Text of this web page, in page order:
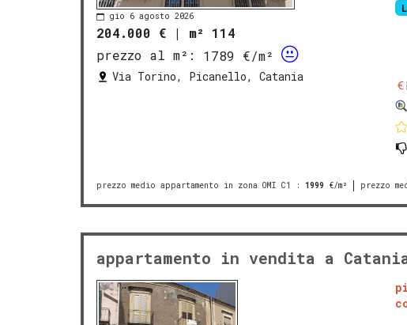
gio 6 agosto 2026
204.000 € | m² 114
prezzo al m²:
1789 €/m²
Via Torino, Picanello, Catania
prezzo medio appartamento in zona OMI C1 : 1999 €/m² prezzo
appartamento in vendita a